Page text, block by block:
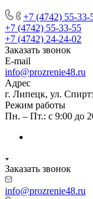
+7 (4742) 55-33-
+7 (4742) 55-33-55
+7 (4742) 24-24-02
Заказать звонок
E-mail
info@prozrenie48.ru
Адрес
г. Липецк, ул.
Режим работы
Пн. – Пт.: с 9:00 до
Заказать звонок
info@prozrenie48.ru